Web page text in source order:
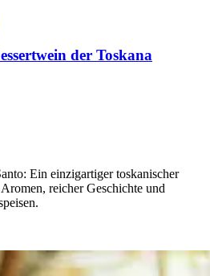
der Toskana
Ein einzigartiger toskanischer
reicher Geschichte und